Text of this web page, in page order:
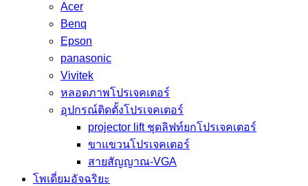
Acer
Benq
Epson
panasonic
Vivitek
หลอดภาพโปรเจคเตอร์
อุปกรณ์ติดตั้งโปรเจคเตอร์
projector lift ชุดลิฟท์ยกโปรเจคเตอร์
ขาแขวนโปรเจคเตอร์
สายสัญญาณ-VGA
โพเดี่ยมอัจฉริยะ